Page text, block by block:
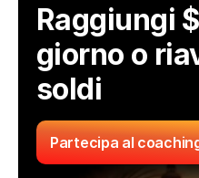
Raggiungi
giorno o
soldi
Partecipa al